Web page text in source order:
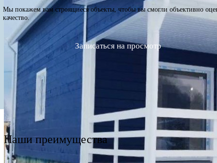
Мы покажем вам строящиеся объекты, чтобы вы смогли объективно
качество.
Записаться на просмотр
Наши преимущества